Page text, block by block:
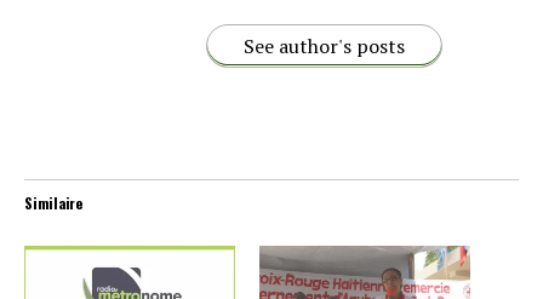
See author's posts
Similaire